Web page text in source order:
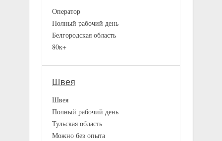
Оператор
Полный рабочий день
Белгородская область
80к+
Швея
Швея
Полный рабочий день
Тульская область
Можно без опыта